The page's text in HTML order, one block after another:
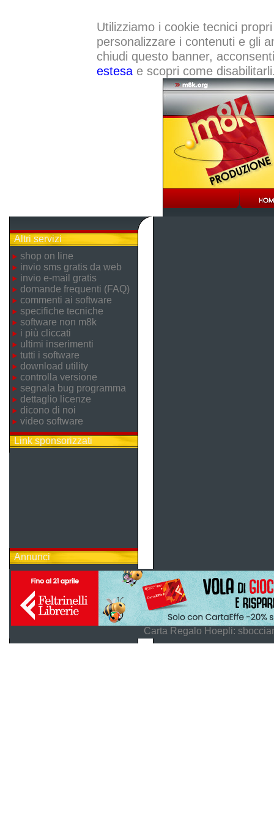
Utilizziamo i cookie tecnici
personalizzare i contenuti e gli
chiudi questo banner,
estesae scopri come
Altri servizi
shop on line
invio sms gratis da web
invio e-mail gratis
domande frequenti (FAQ)
commenti ai software
specifiche tecniche
software non m8k
i più cliccati
ultimi inserimenti
tutti i software
download utility
controlla versione
segnala bug programma
dettaglio licenze
dicono di noi
video software
Link sponsorizzati
Annunci
Carta Regalo Hoepli: